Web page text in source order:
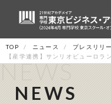
TOP ニュース
プレスリリ
【産学連携】サンリオピューロラ
NEWS
NEWS